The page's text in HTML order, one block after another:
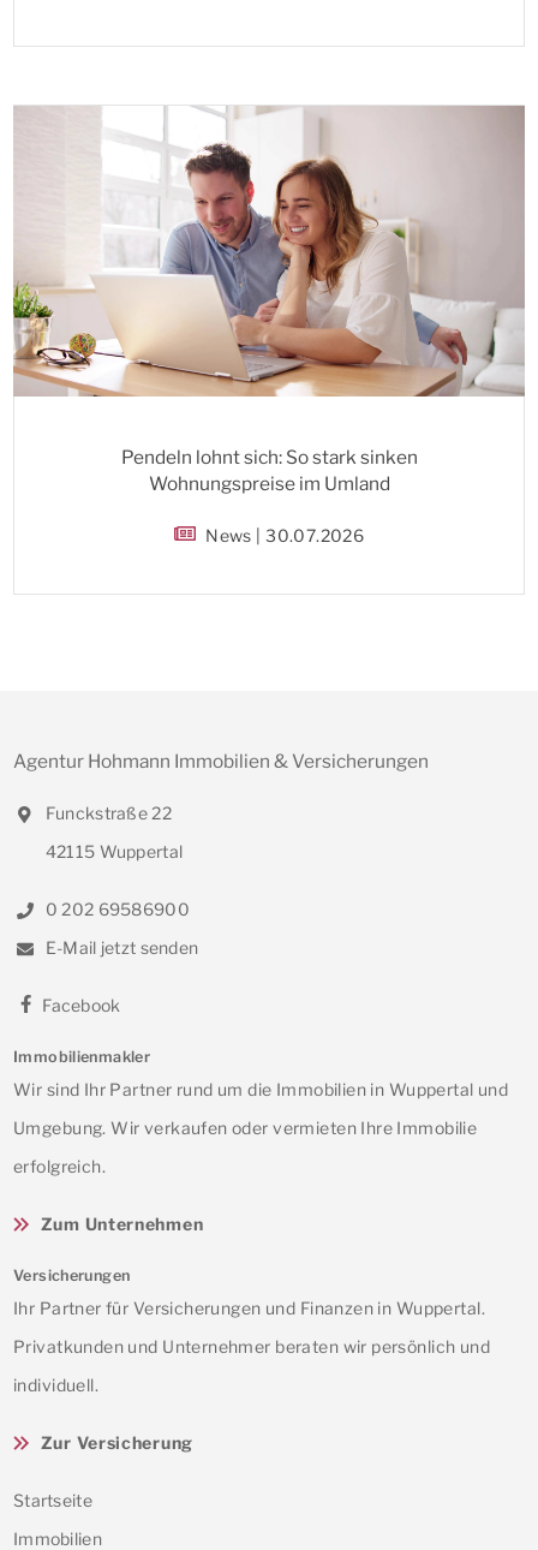
Pendeln lohnt sich: So stark sinken
Wohnungspreise im Umland
News | 30.07.2026
Agentur Hohmann Immobilien & Versicherungen
Funckstraße 22
42115 Wuppertal
0 202 69586900
E-Mail jetzt senden
Facebook
Immobilienmakler
Wir sind Ihr Partner rund um die Immobilien in Wuppertal und
Umgebung. Wir verkaufen oder vermieten Ihre Immobilie
erfolgreich.
Zum Unternehmen
Versicherungen
Ihr Partner für Versicherungen und Finanzen in Wuppertal.
Privatkunden und Unternehmer beraten wir persönlich und
individuell.
Zur Versicherung
Startseite
Immobilien